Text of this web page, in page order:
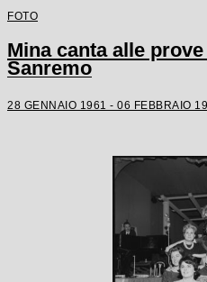
FOTO
Mina canta alle
Sanremo
28 GENNAIO 1961 - 06 FEBBRAIO